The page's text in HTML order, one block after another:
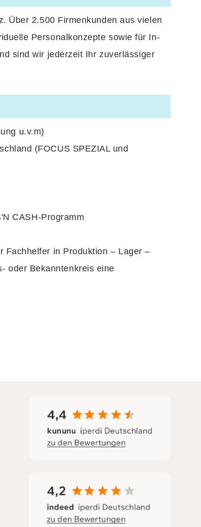
Über 2.500 Firmenkunden aus vielen
Personalkonzepte sowie für In-
sind wir jederzeit Ihr zuverlässiger
u.v.m)
(FOCUS SPEZIAL und
CASH-Programm
Fachhelfer in Produktion – Lager –
oder Bekanntenkreis eine